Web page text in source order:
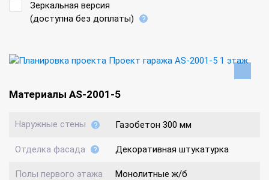
Зеркальная версия
(доступна без доплаты)
Материалы AS-2001-5
Наружные стены Газобетон 300 мм
Отделка фасада Декоративная штукатурка
Полы первого этажа Монолитные ж/б